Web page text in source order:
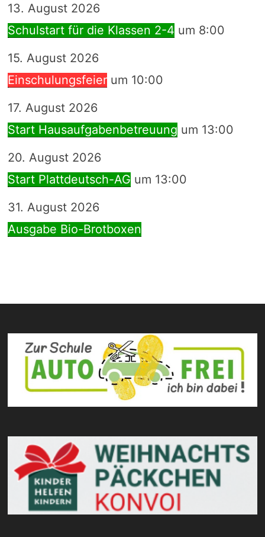
13. August 2026
Schulstart für die Klassen 2-4 um 8:00
15. August 2026
Einschulungsfeier um 10:00
17. August 2026
Start Hausaufgabenbetreuung um 13:00
20. August 2026
Start Plattdeutsch-AG um 13:00
31. August 2026
Ausgabe Bio-Brotboxen